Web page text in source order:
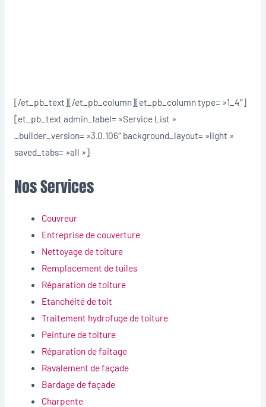
[/et_pb_text][/et_pb_column][et_pb_column type= »1_4″]
[et_pb_text admin_label= »Service List »
_builder_version= »3.0.106″ background_layout= »light »
saved_tabs= »all »]
Nos Services
Couvreur
Entreprise de couverture
Nettoyage de toiture
Remplacement de tuiles
Réparation de toiture
Etanchéité de toit
Traitement hydrofuge de toiture
Peinture de toiture
Réparation de faitage
Ravalement de façade
Bardage de façade
Charpente